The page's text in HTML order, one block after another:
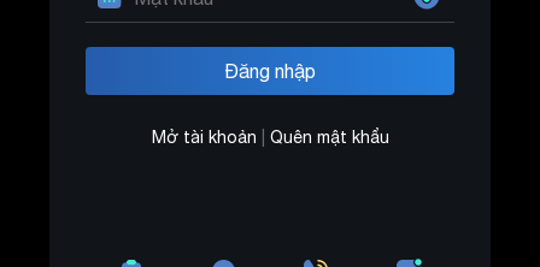
Mở tài khoản Quên mật khẩu